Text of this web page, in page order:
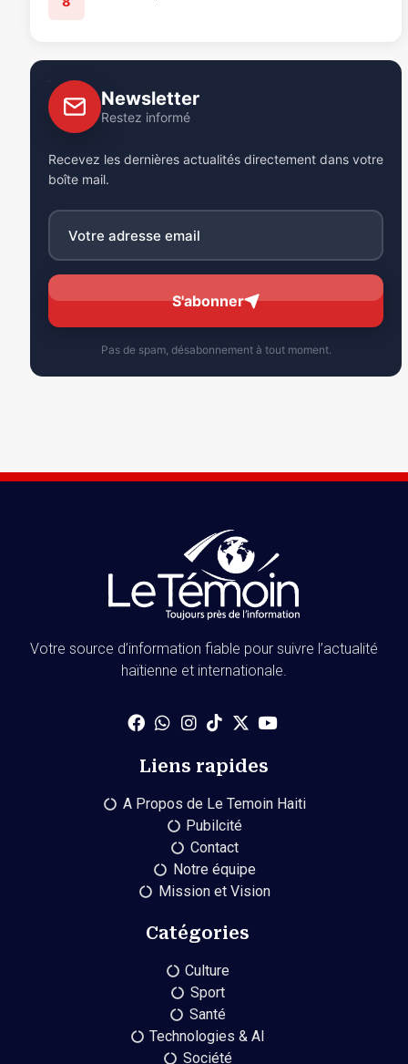
Newsletter
Restez informé
Recevez les dernières actualités directement dans votre
boîte mail.
S'abonner
Pas de spam, désabonnement à tout moment.
Votre source d’information fiable pour suivre l’actualité
haïtienne et internationale.
Liens rapides
A Propos de Le Temoin Haiti
Pubilcité
Contact
Notre équipe
Mission et Vision
Catégories
Culture
Sport
Santé
Technologies & AI
Société